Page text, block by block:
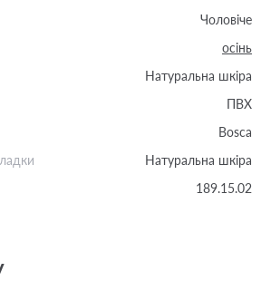
Чоловіче
осінь
Натуральна шкіра
ПВХ
Bosca
Натуральна шкіра
189.15.02